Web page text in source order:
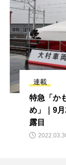
連載
素麺が残
作る熱々
レシピ（